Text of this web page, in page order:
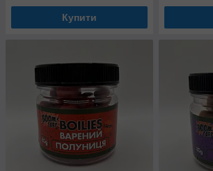
Купити